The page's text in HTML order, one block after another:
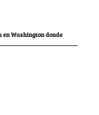
en Washington donde